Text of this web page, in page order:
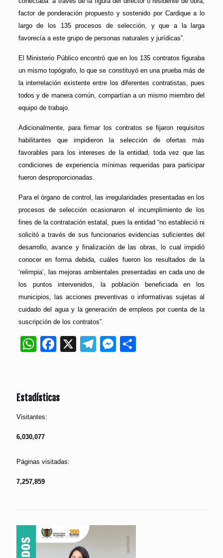
factor de ponderación propuesto y sostenido por Cardique a lo
largo de los 135 procesos de selección, y que a la larga
favorecía a este grupo de personas naturales y jurídicas”.
El Ministerio Público encontró que en los 135 contratos figuraba
un mismo topógrafo, lo que se constituyó en una prueba más de
la interrelación existente entre los diferentes contratistas, pues
todos y de manera común, compartían a un mismo miembro del
equipo de trabajo.
Adicionalmente, para firmar los contratos se fijaron requisitos
habilitantes que impidieron la selección de ofertas más
favorables para los intereses de la entidad, toda vez que las
condiciones de experiencia mínimas requeridas para participar
fueron desproporcionadas.
Para el órgano de control, las irregularidades presentadas en los
procesos de selección ocasionaron el incumplimiento de los
fines de la contratación estatal, pues la entidad “no estableció ni
solicitó a través de sus funcionarios evidencias suficientes del
desarrollo, avance y finalización de las obras, lo cual impidió
conocer en forma debida, cuáles fueron los resultados de la
‘relimpia’, las mejoras ambientales presentadas en cada uno de
los puntos intervenidos, la población beneficiada en los
municipios, las acciones preventivas o informativas sujetas al
cuidado del agua y la generación de empleos por cuenta de la
suscripción de los contratos”.
WhatsApp
Facebook
X Telegram
Messenger
Estadísticas
Visitantes:
6,030,077
Páginas visitadas:
7,257,859